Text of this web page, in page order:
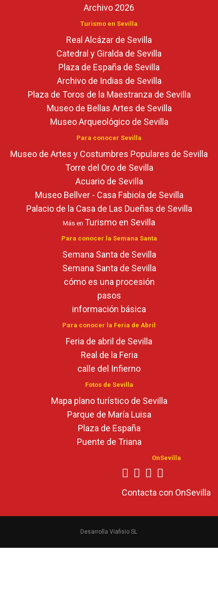
Archivo 2026
Turismo en Sevilla
Real Alcázar de Sevilla
Catedral y Giralda de Sevilla
Plaza de España de Sevilla
Archivo de Indias de Sevilla
Plaza de Toros de la Maestranza de Sevilla
Museo de Bellas Artes de Sevilla
Museo Arqueológico de Sevilla
Para conocer Sevilla
Museo de Artes y Costumbres Populares de Sevilla
Torre del Oro de Sevilla
Acuario de Sevilla
Museo Bellver - Casa Fabiola de Sevilla
Palacio de la Casa de Las Dueñas de Sevilla
Más en Turismo en Sevilla
Para conocer la Semana Santa
Semana Santa de Sevilla
Semana Santa de Sevilla
cómo es una procesión
pasos
información básica
Para conocer la Feria de Abril
Feria de abril de Sevilla
Real de la Feria
calle del Infierno
Fotos de Sevilla
Mapa plano turístico de Sevilla
Parque de María Luisa
Plaza de España
Puente de Triana
OnSevilla
Contacta con OnSevilla
Desarrolla Viafisio SL